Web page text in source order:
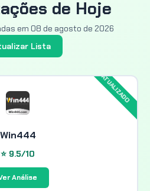
de Hoje
em 08 de agosto de 2026
Lista
Win444
⭐ 9.5/10
Análise